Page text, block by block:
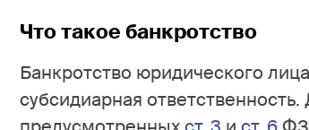
Что такое банкротство
Банкротство юридического
субсидиарная